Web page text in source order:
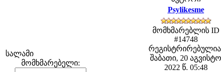
სალამი
მომხმარებელი:
Psylikesme
მომხმარებლის ID
#14748
შაბათი, 20 აგვისტო
2022 წ. 05:48